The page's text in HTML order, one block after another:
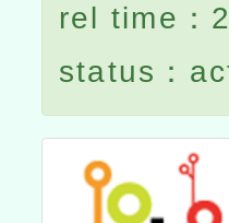
rel time：
status：